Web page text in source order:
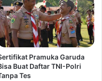
Pramuka Garuda
Buat Daftar TNI-Polri
Tes